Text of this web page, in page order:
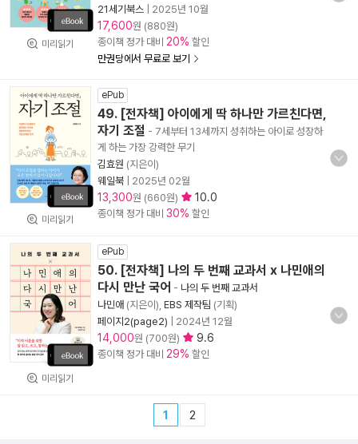
미리읽기
21세기북스
2025년 10월
17,600원 (880원)
종이책 정가 대비 20% 할인
만권당에서 무료로 보기
미리읽기
ePub
49. [전자책] 아이에게 딱 하나만 가르친다면,
자기 조절 - 7세부터 13세까지 성취하는 아이로 성장하
게 하는 가장 강력한 무기
김효원 (지은이)
웨일북
2025년 02월
13,300원 (660원) 10.0
종이책 정가 대비 30% 할인
미리읽기
ePub
50. [전자책] 나의 두 번째 교과서 x 나민애의
다시 만난 국어 - 나의 두 번째 교과서
나민애 (지은이), EBS 제작팀 (기획)
페이지2(page2)
2024년 12월
14,000원 (700원) 9.6
종이책 정가 대비 29% 할인
1 2